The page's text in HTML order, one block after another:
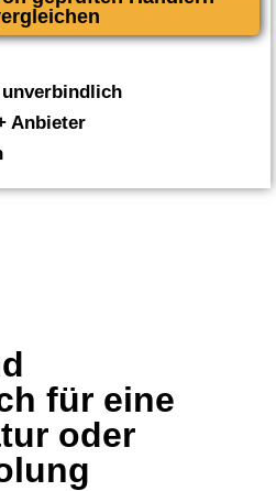
Anbieter
für eine
oder